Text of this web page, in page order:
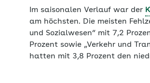
Im saisonalen Verlauf war der
am höchsten. Die meisten
und Sozialwesen“ mit 7,2
Prozent sowie „Verkehr und
hatten mit 3,8 Prozent den